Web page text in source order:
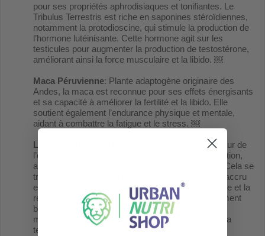
pour ses propriétés aphrodisiaques et tonifiantes. Le
Tribulus Terrestris est riche en saponines stéroïdiennes,
notamment la protodioscine, qui stimule la production de
l’hormone lutéinisante. Cette hormone agit sur les
testicules pour augmenter la production de testostérone,
améliorant ainsi la force musculaire et la libido. ￼
Maca Péruvienne: Plante adaptogène originaire des
Andes, la maca est reconnue pour ses effets énergisants
et sa capacité à améliorer la fertilité et la libido. Elle
soutient également l’endurance physique et mentale,
aidant à combattre la fatigue et le stress. ￼
L-Arginine hydrochloride:
Acide aminé précurseur de
l’oxyde nitrique, la L-Arginine favorise la vasodilatation,
améliorant ainsi le flux sanguin vers les muscles. Cela se
traduit par une meilleure oxygénation et un apport accru
en nutriments essentiels, optimisant la performance et la
récupération musculaire. Sa forme HCI est hautement
bio-disponible de boosterd'oxyde nitrique pour une
meilleure circulation sanguine et une réduction de la
tension artérielle.